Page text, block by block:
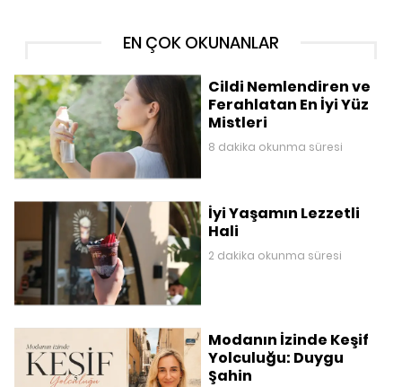
EN ÇOK OKUNANLAR
Cildi Nemlendiren ve
Ferahlatan En İyi Yüz
Mistleri
8 dakika okunma süresi
İyi Yaşamın Lezzetli
Hali
2 dakika okunma süresi
Modanın İzinde Keşif
Yolculuğu: Duygu
Şahin